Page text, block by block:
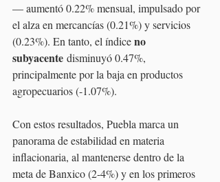
— aumentó 0.22% mensual, impulsado por
el alza en mercancías (0.21%) y servicios
(0.23%). En tanto, el índice no
subyacente disminuyó 0.47%,
principalmente por la baja en productos
agropecuarios (-1.07%).
Con estos resultados, Puebla marca un
panorama de estabilidad en materia
inflacionaria, al mantenerse dentro de la
meta de Banxico (2-4%) y en los primeros